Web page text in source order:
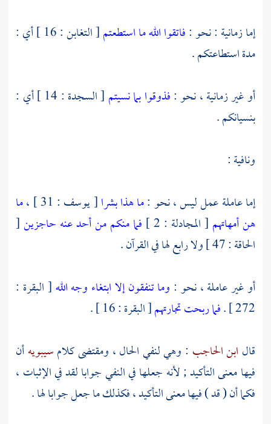
إما زمانية : نحو :فاتقوا الله ما استطعتم
[ التغابن : 16 ] أي :
مدة استطاعتكم .
أو غير زمانية ، نحو :فذوقوا بما نسيتم
[ السجدة : 14 ] أي :
بنسيانكم .
ونافية :
إما عاملة عمل ليس ، نحو :ما هذا بشرا[ يوسف : 31 ] ،
ما
هن أمهاتهم [ المجادلة : 2 ] فما منكم من أحد عنه حاجزين[
الحاقة : 47 ] ولا رابع لها في القرآن .
أو غير عاملة ، نحو : وما تنفقون إلا ابتغاء وجه الله[ البقرة :
272 ] .
فما ربحت تجارتهم[ البقرة : 16 ] .
قال ابن الحاجب : وهي لنفي الحال ، ومقتضى كلامسيبويهأن
فيها معنى التأكيد ; لأنه جعلها في النفي جوابا لقد في الإثبات ،
فكما أن ( قد ) فيها معنى التأكيد ، فكذلك ما جعل جوابا لها .